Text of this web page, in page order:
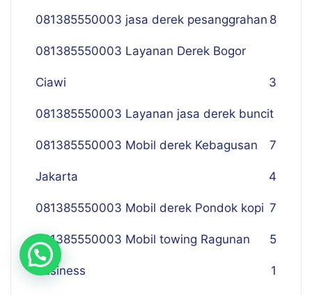
081385550003 jasa derek pesanggrahan 8
081385550003 Layanan Derek Bogor
Ciawi 3
081385550003 Layanan jasa derek buncit
7
081385550003 Mobil derek Kebagusan
Jakarta 4
081385550003 Mobil derek Pondok kopi 7
081385550003 Mobil towing Ragunan 5
Business 1